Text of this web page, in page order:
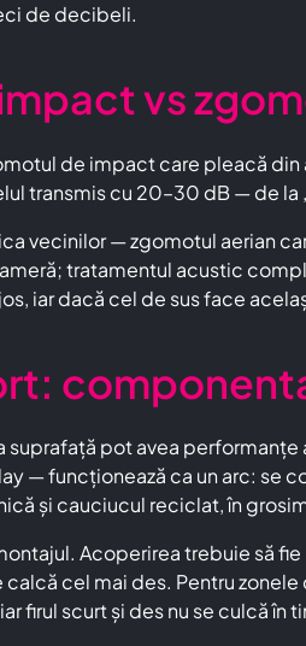
de decibeli.
vs
de impact care pleacă
transmis cu 20–30 dB — de
vecinilor — zgomotul aerian
tratamentul acustic
iar dacă cel de sus face
suprafață pot avea
— funcționează ca un arc: se
și cauciucul reciclat, în
Acoperirea trebuie să
cel mai des. Pentru
firul scurt și des nu se culcă în